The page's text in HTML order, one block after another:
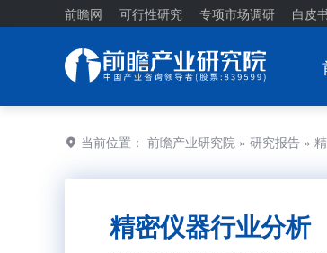
前瞻网 可行性研究 专项市场调研 白皮
当前位置： 前瞻产业研究院 » 研究报告 »
精密仪器行业分析